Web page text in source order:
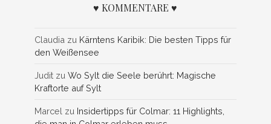
♥ KOMMENTARE ♥
Claudia zu Kärntens Karibik: Die besten Tipps für
den Weißensee
Judit zuWo Sylt die Seele berührt: Magische
Kraftorte auf Sylt
Marcel zu Insidertipps für Colmar: 11 Highlights,